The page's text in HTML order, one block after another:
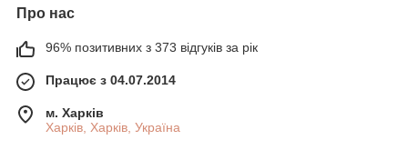
Про нас
96% позитивних з 373 відгуків за рік
Працює з 04.07.2014
м. Харків
Харків, Харків, Україна